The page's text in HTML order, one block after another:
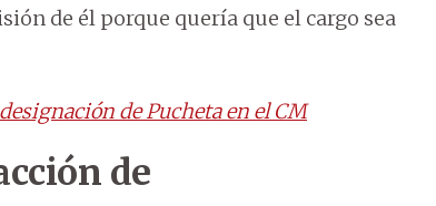
de él porque quería que el cargo sea
de Pucheta en el CM
de